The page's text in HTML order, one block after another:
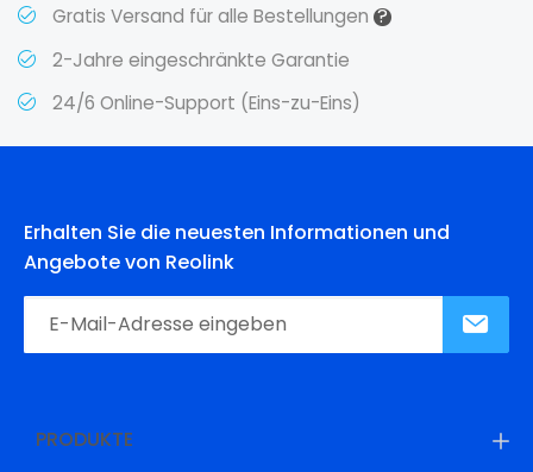
Gratis Versand für alle Bestellungen ?
2-Jahre eingeschränkte Garantie
24/6 Online-Support (Eins-zu-Eins)
Erhalten Sie die neuesten Informationen und
Angebote von Reolink
PRODUKTE